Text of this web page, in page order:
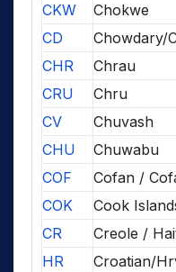
CKW
Chokwe
CD
Chowdary/
CHR
Chrau
CRU
Chru
CV
Chuvash
CHU
Chuwabu
COF
Cofan /
COK
Cook
CR
Creole /
HR
Croatian/